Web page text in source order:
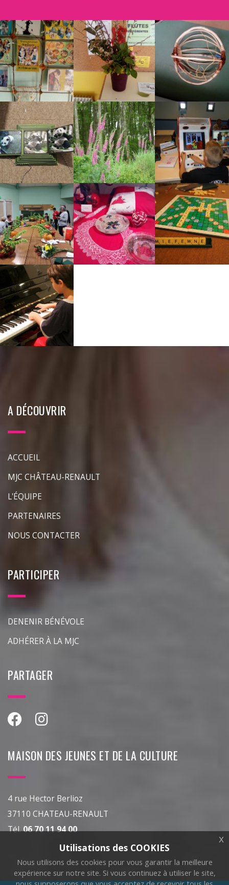
A DÉCOUVRIR
ACCUEIL
MJC CHÂTEAU-RENAULT
L'ÉQUIPE
PARTENAIRES
NOUS CONTACTER
PARTICIPER
DENENIR BÉNÉVOLE
ADHÉRER À LA MJC
PARTAGER
MAISON DES JEUNES ET DE LA CULTURE
4 rue Hector Berlioz
37110 CHATEAU-RENAULT
Tél.06 70 11 94 00
Utilisations des COOKIES
Nous utilisons des cookies pour vous garantir la meilleure
expérience sur notre site. Si vous continuez à utiliser le site,
x